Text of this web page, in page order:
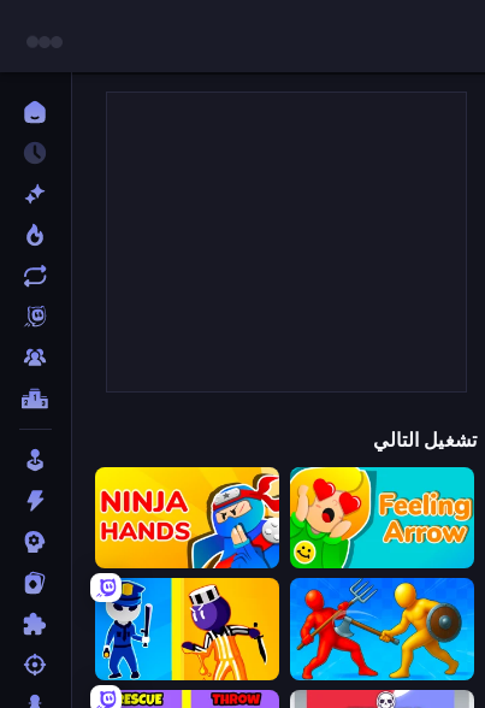
تشغيل التالي
Feeling Arrow
Ninja Hands
Epic Sword Battle! Fight in Arena
Jailbreak: Hide or Attack!